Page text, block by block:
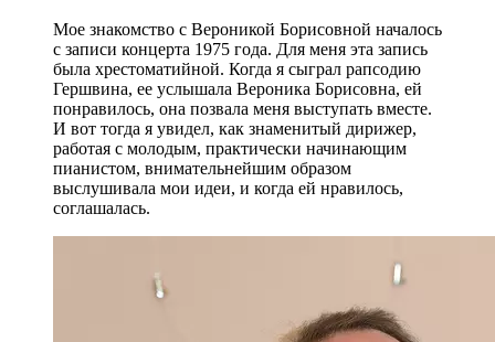
Мое знакомство с Вероникой Борисовной началось
с записи концерта 1975 года. Для меня эта запись
была хрестоматийной. Когда я сыграл рапсодию
Гершвина, ее услышала Вероника Борисовна, ей
понравилось, она позвала меня выступать вместе.
И вот тогда я увидел, как знаменитый дирижер,
работая с молодым, практически начинающим
пианистом, внимательнейшим образом
выслушивала мои идеи, и когда ей нравилось,
соглашалась.